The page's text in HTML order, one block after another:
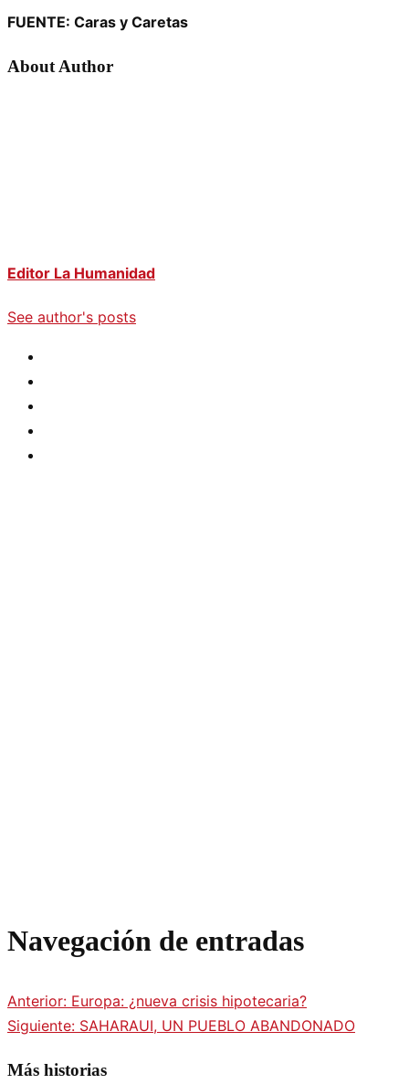
FUENTE: Caras y Caretas
About Author
Editor La Humanidad
See author's posts
Navegación de entradas
Anterior: Europa: ¿nueva crisis hipotecaria?
Siguiente: SAHARAUI, UN PUEBLO ABANDONADO
Más historias